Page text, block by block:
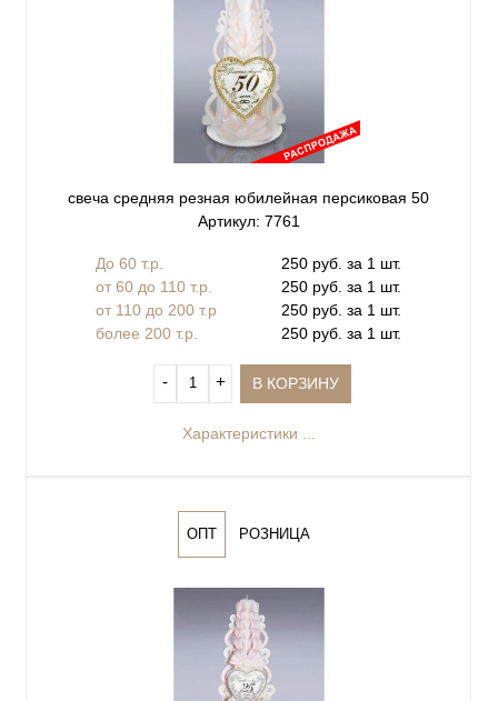
свеча средняя резная юбилейная персиковая 50
Артикул: 7761
До 60 т.р.
250 руб. за 1 шт.
от 60 до 110 т.р.
250 руб. за 1 шт.
от 110 до 200 т.р
250 руб. за 1 шт.
более 200 т.р.
250 руб. за 1 шт.
‐ + В КОРЗИНУ
Характеристики ...
ОПТ РОЗНИЦА